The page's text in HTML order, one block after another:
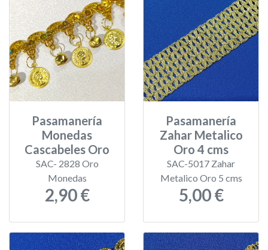
Pasamanería
Monedas
Cascabeles Oro
SAC- 2828 Oro
Monedas
2,90 €
Pasamanería
Zahar Metalico
Oro 4 cms
SAC-5017 Zahar
Metalico Oro 5 cms
5,00 €